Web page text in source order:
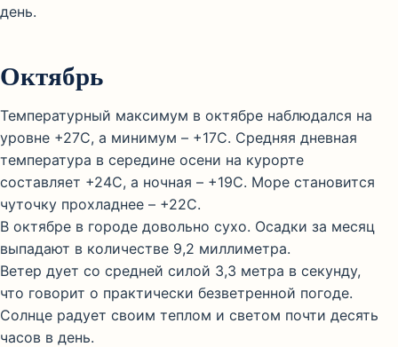
день.
Октябрь
Температурный максимум в октябре наблюдался на
уровне +27С, а минимум – +17С. Средняя дневная
температура в середине осени на курорте
составляет +24С, а ночная – +19С. Море становится
чуточку прохладнее – +22С.
В октябре в городе довольно сухо. Осадки за месяц
выпадают в количестве 9,2 миллиметра.
Ветер дует со средней силой 3,3 метра в секунду,
что говорит о практически безветренной погоде.
Солнце радует своим теплом и светом почти десять
часов в день.